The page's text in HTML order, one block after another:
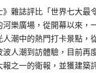
》雜誌評比「世界七大最
河樂廣場，從開幕以來，
人潮中的熱門打卡景點，
波人潮到訪體驗，目前再
報之一的衛報，並獲建築